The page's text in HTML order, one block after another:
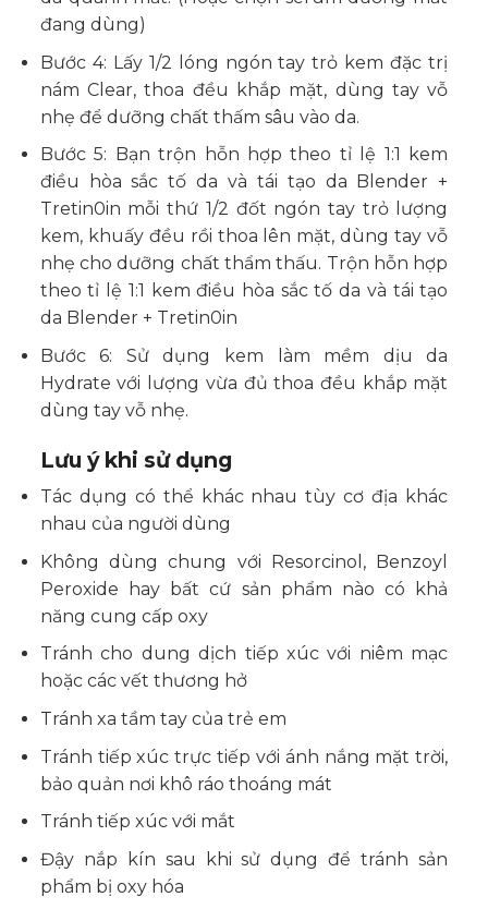
đang dùng)
Bước 4: Lấy 1/2 lóng ngón tay trỏ kem đặc trị
nám Clear, thoa đều khắp mặt, dùng tay vỗ
nhẹ để dưỡng chất thấm sâu vào da.
Bước 5: Bạn trộn hỗn hợp theo tỉ lệ 1:1 kem
điều hòa sắc tố da và tái tạo da Blender +
Tretin0in mỗi thứ 1/2 đốt ngón tay trỏ lượng
kem, khuấy đều rồi thoa lên mặt, dùng tay vỗ
nhẹ cho dưỡng chất thẩm thấu. Trộn hỗn hợp
theo tỉ lệ 1:1 kem điều hòa sắc tố da và tái tạo
da Blender + Tretin0in
Bước 6: Sử dụng kem làm mềm dịu da
Hydrate với lượng vừa đủ thoa đều khắp mặt
dùng tay vỗ nhẹ.
Lưu ý khi sử dụng
Tác dụng có thể khác nhau tùy cơ địa khác
nhau của người dùng
Không dùng chung với Resorcinol, Benzoyl
Peroxide hay bất cứ sản phẩm nào có khả
năng cung cấp oxy
Tránh cho dung dịch tiếp xúc với niêm mạc
hoặc các vết thương hở
Tránh xa tầm tay của trẻ em
Tránh tiếp xúc trực tiếp với ánh nắng mặt trời,
bảo quản nơi khô ráo thoáng mát
Tránh tiếp xúc với mắt
Đậy nắp kín sau khi sử dụng để tránh sản
phẩm bị oxy hóa